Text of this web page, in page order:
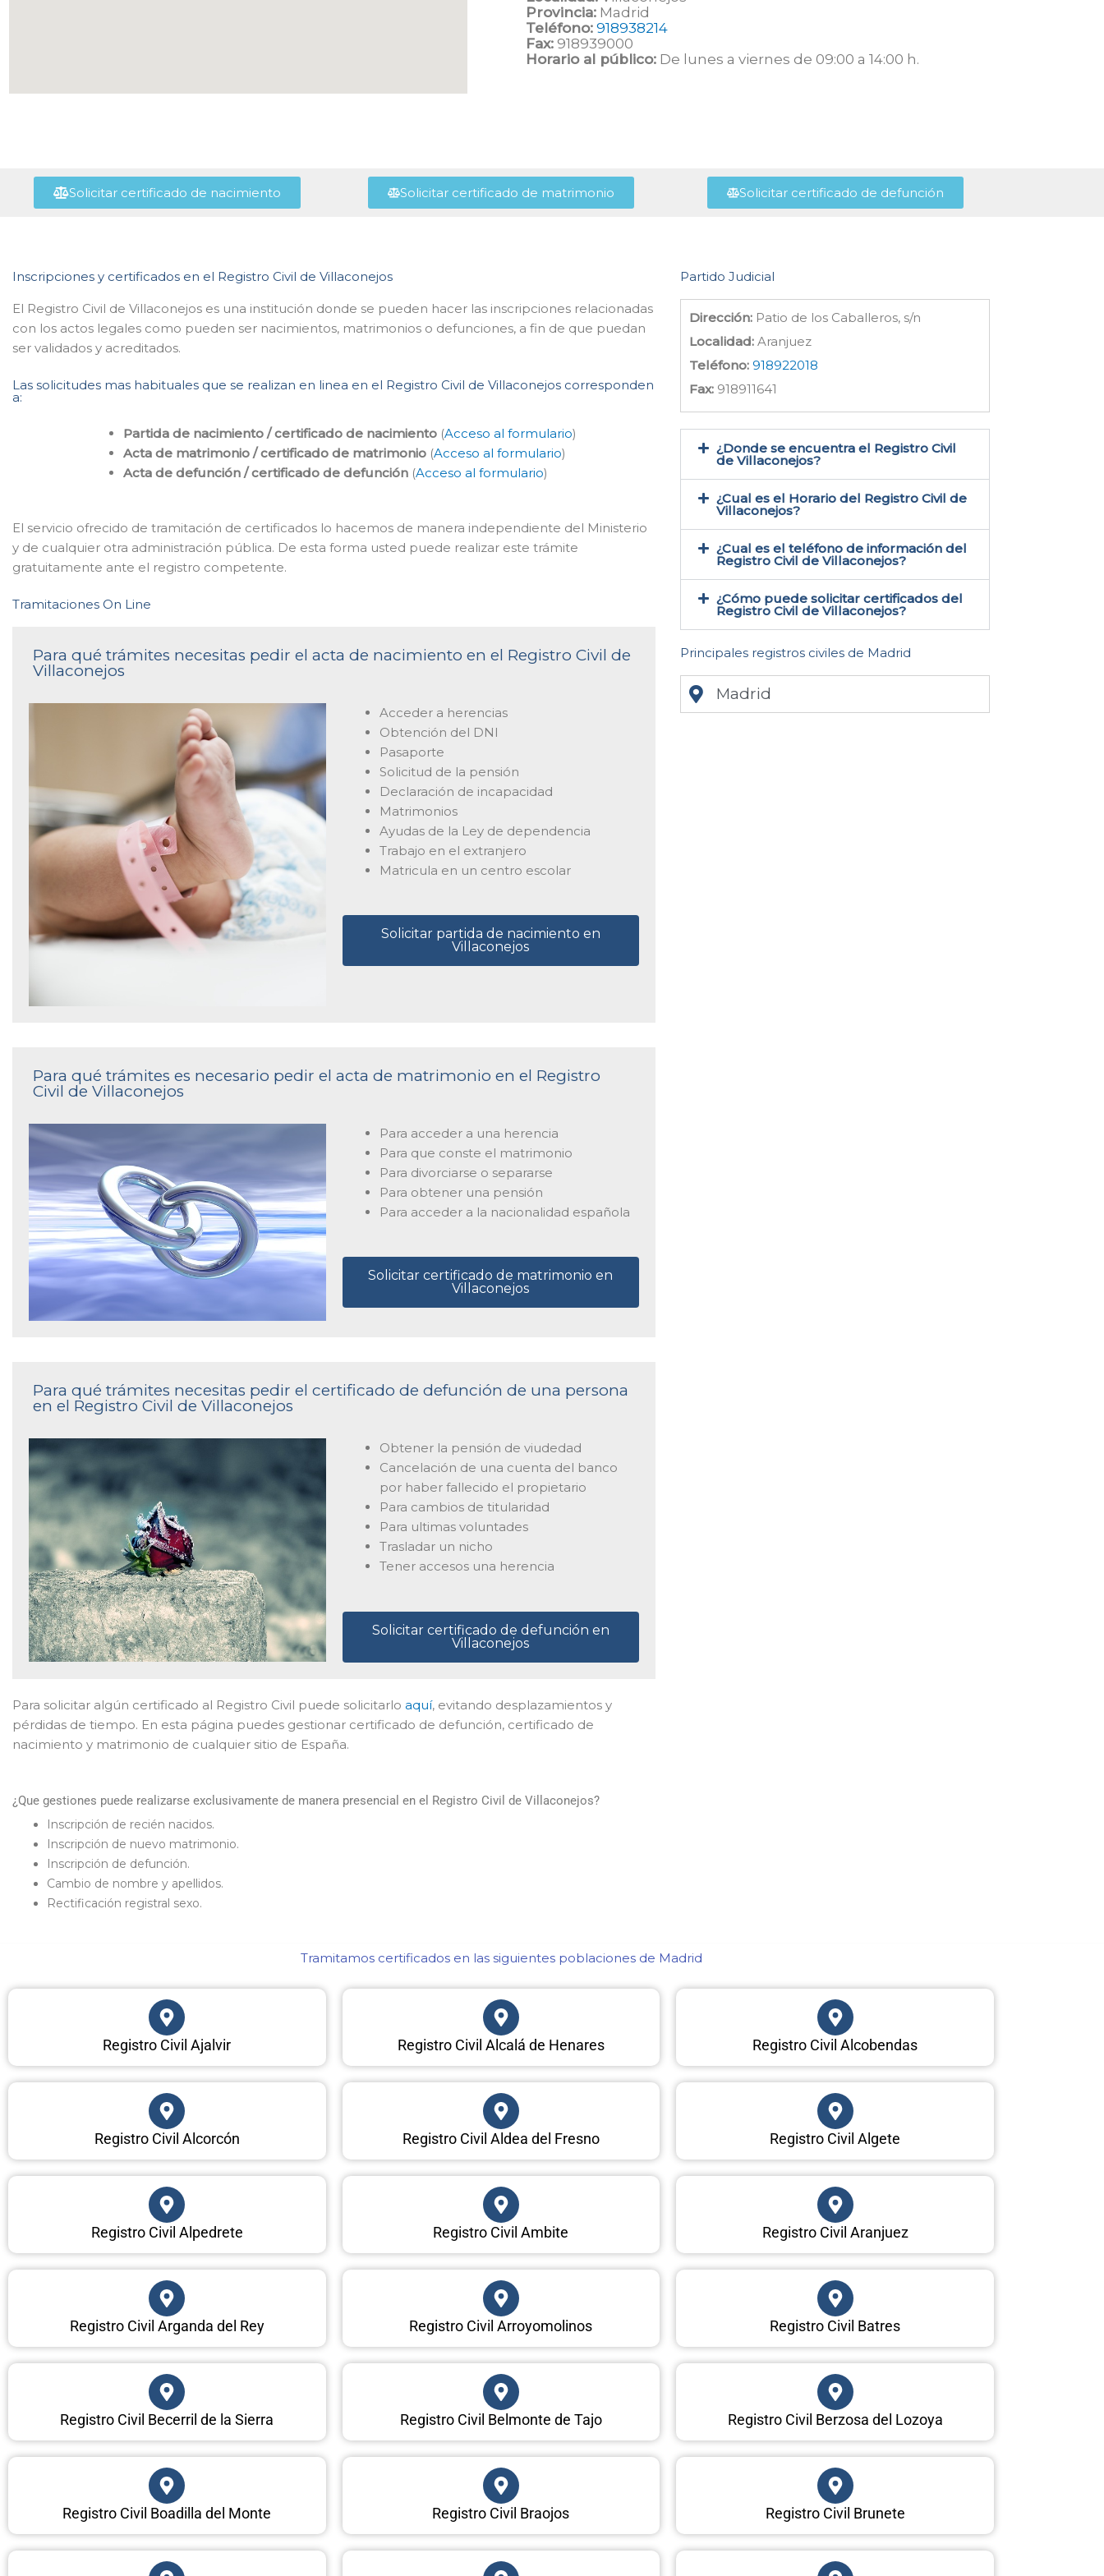
Provincia: Madrid
Teléfono: 918938214
Fax: 918939000
Horario al público: De lunes a viernes de 09:00 a 14:00 h.
Solicitar certificado de nacimiento Solicitar certificado de matrimonio Solicitar certificado de defunción
Inscripciones y certificados en el Registro Civil de Villaconejos
El Registro Civil de Villaconejos es una institución donde se pueden hacer las inscripciones relacionadas
con los actos legales como pueden ser nacimientos, matrimonios o defunciones, a fin de que puedan
ser validados y acreditados.
Las solicitudes mas habituales que se realizan en linea en el Registro Civil de Villaconejos corresponden
a:
Partida de nacimiento / certificado de nacimiento (Acceso al formulario)
Acta de matrimonio / certificado de matrimonio (Acceso al formulario)
Acta de defunción / certificado de defunción (Acceso al formulario)
El servicio ofrecido de tramitación de certificados lo hacemos de manera independiente del Ministerio
y de cualquier otra administración pública. De esta forma usted puede realizar este trámite
gratuitamente ante el registro competente.
Tramitaciones On Line
Para qué trámites necesitas pedir el acta de nacimiento en el Registro Civil de
Villaconejos
Acceder a herencias
Obtención del DNI
Pasaporte
Solicitud de la pensión
Declaración de incapacidad
Matrimonios
Ayudas de la Ley de dependencia
Trabajo en el extranjero
Matricula en un centro escolar
Solicitar partida de nacimiento en
Villaconejos
Para qué trámites es necesario pedir el acta de matrimonio en el Registro
Civil de Villaconejos
Para acceder a una herencia
Para que conste el matrimonio
Para divorciarse o separarse
Para obtener una pensión
Para acceder a la nacionalidad española
Solicitar certificado de matrimonio en
Villaconejos
Para qué trámites necesitas pedir el certificado de defunción de una persona
en el Registro Civil de Villaconejos
Obtener la pensión de viudedad
Cancelación de una cuenta del banco
por haber fallecido el propietario
Para cambios de titularidad
Para ultimas voluntades
Trasladar un nicho
Tener accesos una herencia
Solicitar certificado de defunción en
Villaconejos
Para solicitar algún certificado al Registro Civil puede solicitarlo aquí, evitando desplazamientos y
pérdidas de tiempo. En esta página puedes gestionar certificado de defunción, certificado de
nacimiento y matrimonio de cualquier sitio de España.
¿Que gestiones puede realizarse exclusivamente de manera presencial en el Registro Civil de Villaconejos?
Inscripción de recién nacidos.
Inscripción de nuevo matrimonio.
Inscripción de defunción.
Cambio de nombre y apellidos.
Rectificación registral sexo.
Partido Judicial
Dirección: Patio de los Caballeros, s/n
Localidad: Aranjuez
Teléfono: 918922018
Fax: 918911641
¿Donde se encuentra el Registro Civil
de Villaconejos​?
¿Cual es el Horario del Registro Civil de
Villaconejos?
¿Cual es el teléfono de información del
Registro Civil de Villaconejos​?
¿Cómo puede solicitar certificados del
Registro Civil de Villaconejos​?
Principales registros civiles de Madrid
Madrid
Tramitamos certificados en las siguientes poblaciones de Madrid​
Registro Civil Ajalvir Registro Civil Alcalá de Henares Registro Civil Alcobendas
Registro Civil Alcorcón Registro Civil Aldea del Fresno Registro Civil Algete
Registro Civil Alpedrete Registro Civil Ambite Registro Civil Aranjuez
Registro Civil Arganda del Rey Registro Civil Arroyomolinos Registro Civil Batres
Registro Civil Becerril de la Sierra Registro Civil Belmonte de Tajo Registro Civil Berzosa del Lozoya
Registro Civil Boadilla del Monte Registro Civil Braojos Registro Civil Brunete